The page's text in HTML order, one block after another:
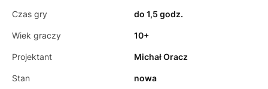
Czas gry do 1,5 godz.
Wiek graczy 10+
Projektant Michał Oracz
Stan nowa